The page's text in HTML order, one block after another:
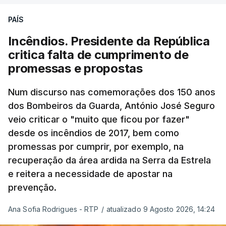
assinalando o início do terceiro ano de Pezeshkian
à frente do governo, teve na agenda o conflito
armado com os Estados Unidos e Israel, além das
questões económicas de um país em guerra que
se confronta agora com uma inflação de 88%.
De acordo com a informação oficial, que não indica
onde ou quando decorreu a reunião, Khamenei e
Pezeshkian discutiram ainda formas de garantir
recursos e gerir as despesas "em riais, divisas e
energia", bem como sobre a cooperação
económica com parceiros estrangeiros.
"corrijam o comportamento". Teerão deixou ainda
PAÍS
Incêndios. Presidente da República
critica falta de cumprimento de
promessas e propostas
Num discurso nas comemorações dos 150 anos
dos Bombeiros da Guarda, António José Seguro
veio criticar o "muito que ficou por fazer"
desde os incêndios de 2017, bem como
promessas por cumprir, por exemplo, na
recuperação da área ardida na Serra da Estrela
e reitera a necessidade de apostar na
prevenção.
Ana Sofia Rodrigues - RTP / atualizado 9 Agosto 2026, 14:24